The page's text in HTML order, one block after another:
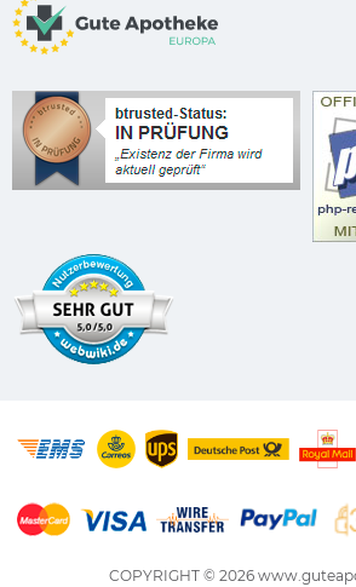
COPYRIGHT © 2026